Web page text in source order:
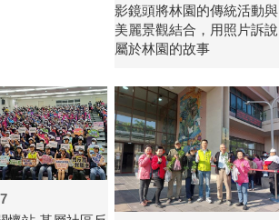
影鏡頭將林園的傳統活動與
美麗景觀結合，用照片訴說
屬於林園的故事